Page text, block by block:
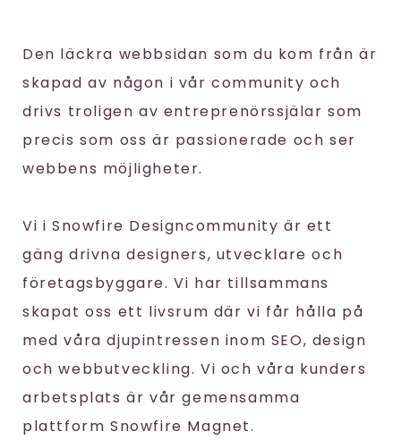
Den läckra webbsidan som du kom från är
skapad av någon i vår community och
drivs troligen av entreprenörssjälar som
precis som oss är passionerade och ser
webbens möjligheter.
Vi i Snowfire Designcommunity är ett
gäng drivna designers, utvecklare och
företagsbyggare. Vi har tillsammans
skapat oss ett livsrum där vi får hålla på
med våra djupintressen inom SEO, design
och webbutveckling. Vi och våra kunders
arbetsplats är vår gemensamma
plattform Snowfire Magnet.